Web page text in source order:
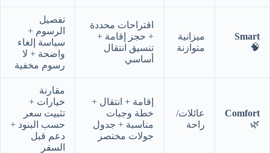
Smart
🧠
ميزانية
متوازنة
اقتراحات محددة
+ حجز إقامة +
تنسيق انتقال
أساسي
تفصيل
الرسوم +
سياسة إلغاء
واضحة + لا
رسوم مخفية
Comfort
🌿
عائلات/
راحة
إقامة + انتقال +
خطة وجبات
مناسبة + جدول
جولات مختصر
مقارنة
خيارات +
تثبيت سعر
حسب البنود +
دعم قبل
السفر